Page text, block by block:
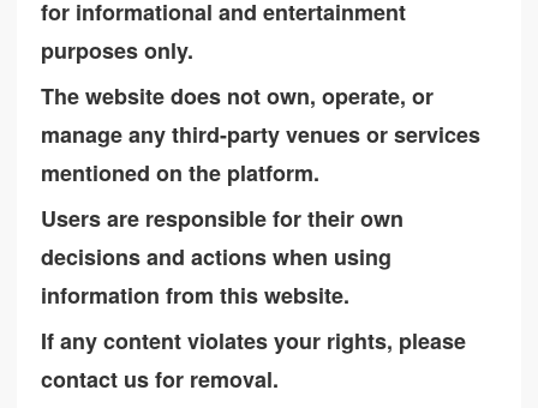
for informational and entertainment
purposes only.
The website does not own, operate, or
manage any third-party venues or services
mentioned on the platform.
Users are responsible for their own
decisions and actions when using
information from this website.
If any content violates your rights, please
contact us for removal.